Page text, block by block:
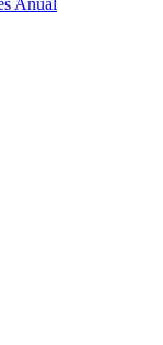
Anual